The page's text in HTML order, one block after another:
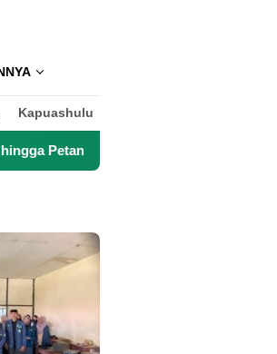
Kapuashulu
Lancar Beraktivitas